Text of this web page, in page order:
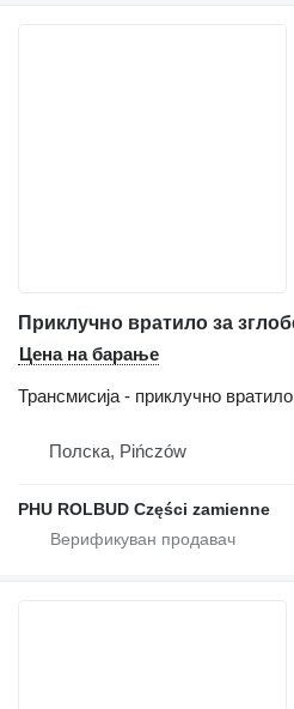
Цена на барање
Трансмисија - приклучно вратило
Полска, Pińczów
PHU ROLBUD Części zamienne